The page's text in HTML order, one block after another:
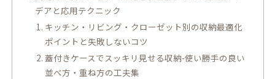
デアと応用テクニック
キッチン・リビング・クローゼット別の収納最適化
ポイントと失敗しないコツ
蓋付きケースでスッキリ見せる収納-使い勝手の良い
並べ方・重ね方の工夫集